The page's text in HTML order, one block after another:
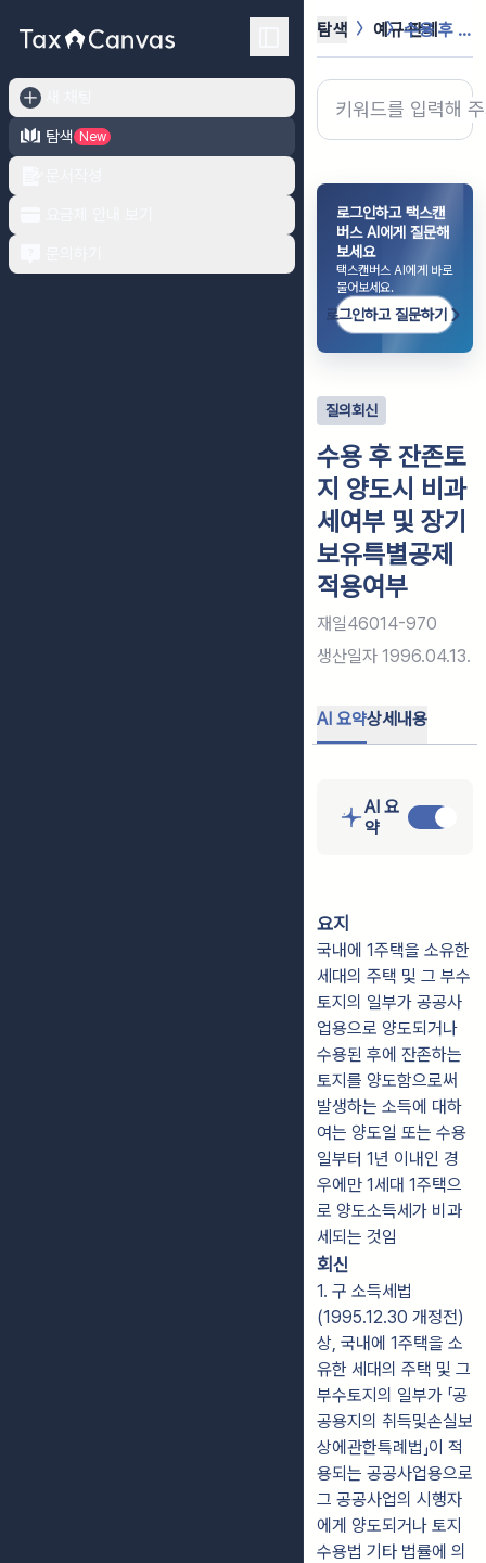
탐색
New
탐색 예규·판례 수용 후 잔존토지 양도시 비과세여부 ...
로그인하고 택스캔
버스 AI에게 질문해
보세요
택스캔버스 AI에게 바로
물어보세요.
로그인하고 질문하기
질의회신
수용 후 잔존토
지 양도시 비과
세여부 및 장기
보유특별공제
적용여부
재일46014-970
생산일자 1996.04.13.
AI 요약상세내용
AI 요
약
요지
국내에 1주택을 소유한
세대의 주택 및 그 부수
토지의 일부가 공공사
업용으로 양도되거나
수용된 후에 잔존하는
토지를 양도함으로써
발생하는 소득에 대하
여는 양도일 또는 수용
일부터 1년 이내인 경
우에만 1세대 1주택으
로 양도소득세가 비과
세되는 것임
회신
1. 구 소득세법
(1995.12.30 개정전)
상, 국내에 1주택을 소
유한 세대의 주택 및 그
부수토지의 일부가 「공
공용지의 취득및손실보
상에관한특례법」이 적
용되는 공공사업용으로
그 공공사업의 시행자
에게 양도되거나 토지
수용법 기타 법률에 의